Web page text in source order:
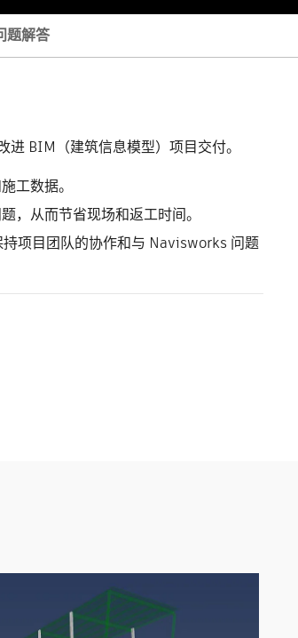
题解答
进 BIM（建筑信息模型）项目交付。
工数据。
，从而节省现场和返工时间。
项目团队的协作和与 Navisworks 问题